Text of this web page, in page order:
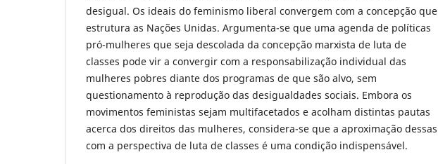
desigual. Os ideais do feminismo liberal convergem com a concepção que
estrutura as Nações Unidas. Argumenta-se que uma agenda de políticas
pró-mulheres que seja descolada da concepção marxista de luta de
classes pode vir a convergir com a responsabilização individual das
mulheres pobres diante dos programas de que são alvo, sem
questionamento à reprodução das desigualdades sociais. Embora os
movimentos feministas sejam multifacetados e acolham distintas pautas
acerca dos direitos das mulheres, considera-se que a aproximação dessas
com a perspectiva de luta de classes é uma condição indispensável.